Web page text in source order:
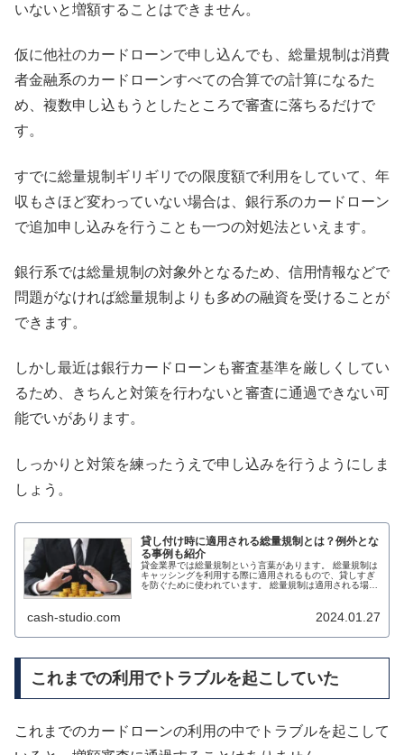
いないと増額することはできません。
仮に他社のカードローンで申し込んでも、総量規制は消費
者金融系のカードローンすべての合算での計算になるた
め、複数申し込もうとしたところで審査に落ちるだけで
す。
すでに総量規制ギリギリでの限度額で利用をしていて、年
収もさほど変わっていない場合は、銀行系のカードローン
で追加申し込みを行うことも一つの対処法といえます。
銀行系では総量規制の対象外となるため、信用情報などで
問題がなければ総量規制よりも多めの融資を受けることが
できます。
しかし最近は銀行カードローンも審査基準を厳しくしてい
るため、きちんと対策を行わないと審査に通過できない可
能でいがあります。
しっかりと対策を練ったうえで申し込みを行うようにしま
しょう。
貸し付け時に適用される総量規制とは？例外とな
る事例も紹介
貸金業界では総量規制という言葉があります。 総量規制は
キャッシングを利用する際に適用されるもので、貸しすぎ
を防ぐために使われています。 総量規制は適用される場合
cash-studio.com 2024.01.27
これまでの利用でトラブルを起こしていた
これまでのカードローンの利用の中でトラブルを起こして